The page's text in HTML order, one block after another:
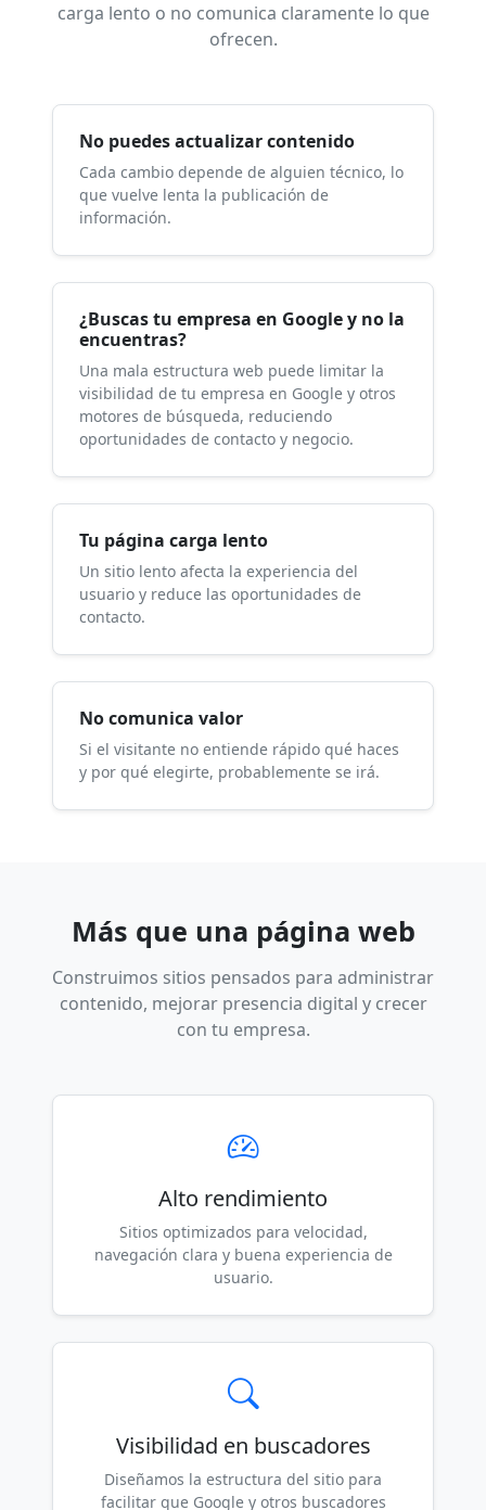
carga lento o no comunica claramente lo que
ofrecen.
No puedes actualizar contenido
Cada cambio depende de alguien técnico, lo
que vuelve lenta la publicación de
información.
¿Buscas tu empresa en Google y no la
encuentras?
Una mala estructura web puede limitar la
visibilidad de tu empresa en Google y otros
motores de búsqueda, reduciendo
oportunidades de contacto y negocio.
Tu página carga lento
Un sitio lento afecta la experiencia del
usuario y reduce las oportunidades de
contacto.
No comunica valor
Si el visitante no entiende rápido qué haces
y por qué elegirte, probablemente se irá.
Más que una página web
Construimos sitios pensados para administrar
contenido, mejorar presencia digital y crecer
con tu empresa.
Alto rendimiento
Sitios optimizados para velocidad,
navegación clara y buena experiencia de
usuario.
Visibilidad en buscadores
Diseñamos la estructura del sitio para
facilitar que Google y otros buscadores